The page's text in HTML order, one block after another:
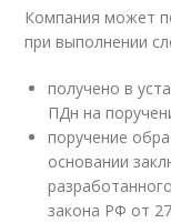
Компания может
при выполнении
получено в
ПДн на
поручение
основании
закона РФ от